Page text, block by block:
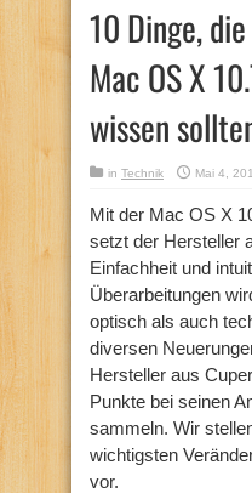
10 Dinge,
Mac OS X
wissen
in Technik Mai 4,
Mit der Mac OS X
setzt der Hersteller
Einfachheit und
Überarbeitungen
optisch als auch
diversen
Hersteller aus
Punkte bei seinen
sammeln. Wir
wichtigsten
vor.